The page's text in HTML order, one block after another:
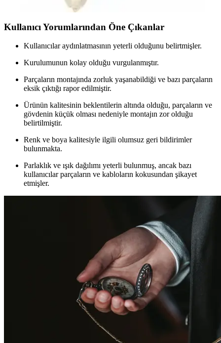
Kullanıcı Yorumlarından Öne Çıkanlar
Kullanıcılar aydınlatmasının yeterli olduğunu belirtmişler.
Kurulumunun kolay olduğu vurgulanmıştır.
Parçaların montajında zorluk yaşanabildiği ve bazı parçaların
eksik çıktığı rapor edilmiştir.
Ürünün kalitesinin beklentilerin altında olduğu, parçaların ve
gövdenin küçük olması nedeniyle montajın zor olduğu
belirtilmiştir.
Renk ve boya kalitesiyle ilgili olumsuz geri bildirimler
bulunmakta.
Parlaklık ve ışık dağılımı yeterli bulunmuş, ancak bazı
kullanıcılar parçaların ve kabloların kokusundan şikayet
etmişler.